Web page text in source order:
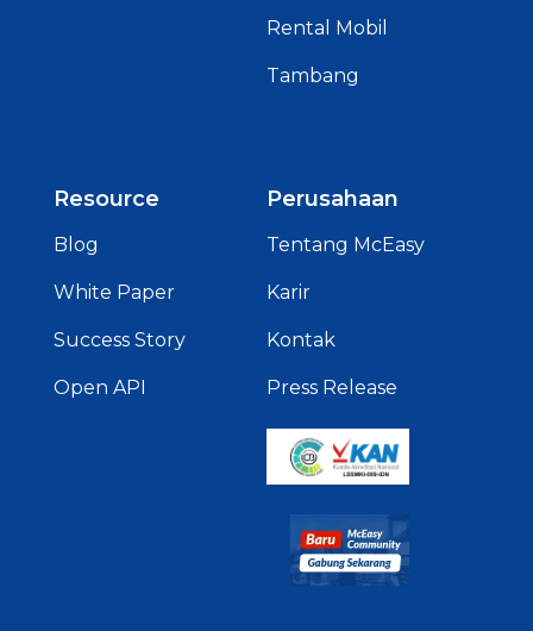
Rental Mobil
Tambang
Resource
Blog
White Paper
Success Story
Open API
Perusahaan
Tentang McEasy
Karir
Kontak
Press Release